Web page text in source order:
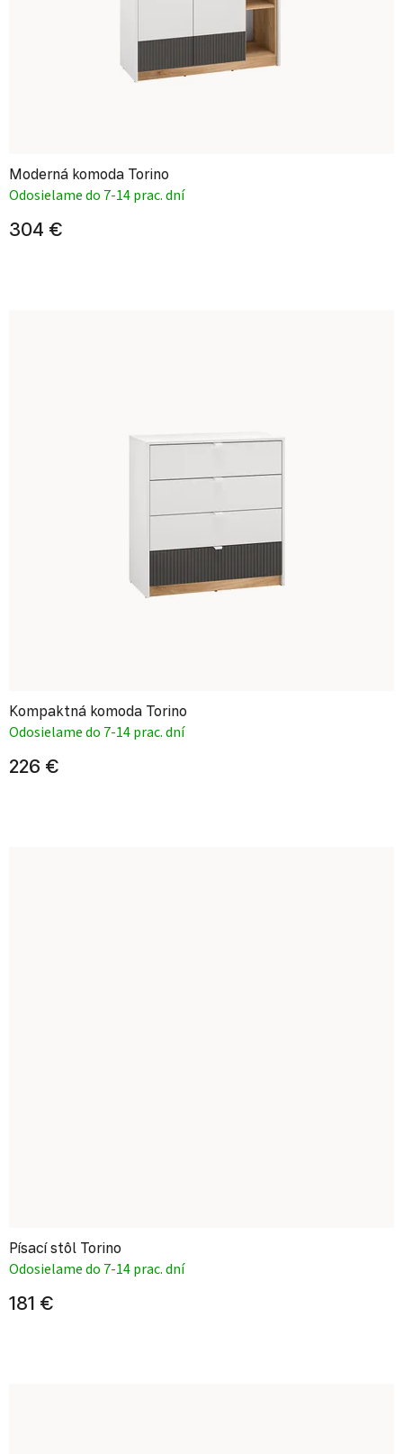
Moderná komoda Torino
Odosielame do 7-14 prac. dní
304 €
Kompaktná komoda Torino
Odosielame do 7-14 prac. dní
226 €
Písací stôl Torino
Odosielame do 7-14 prac. dní
181 €